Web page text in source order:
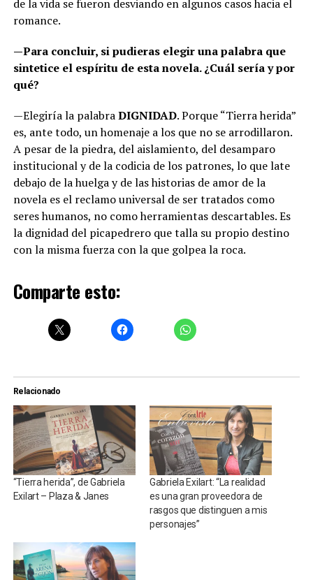
de la vida se fueron desviando en algunos casos hacia el
romance.
—Para concluir, si pudieras elegir una palabra que
sintetice el espíritu de esta novela. ¿Cuál sería y por
qué?
—Elegiría la palabraDIGNIDAD. Porque “Tierra herida”
es, ante todo, un homenaje a los que no se arrodillaron.
A pesar de la piedra, del aislamiento, del desamparo
institucional y de la codicia de los patrones, lo que late
debajo de la huelga y de las historias de amor de la
novela es el reclamo universal de ser tratados como
seres humanos, no como herramientas descartables. Es
la dignidad del picapedrero que talla su propio destino
con la misma fuerza con la que golpea la roca.
Comparte esto:
Relacionado
“Tierra herida”, de Gabriela
Exilart – Plaza & Janes
Gabriela Exilart: “La realidad
es una gran proveedora de
rasgos que distinguen a mis
personajes”